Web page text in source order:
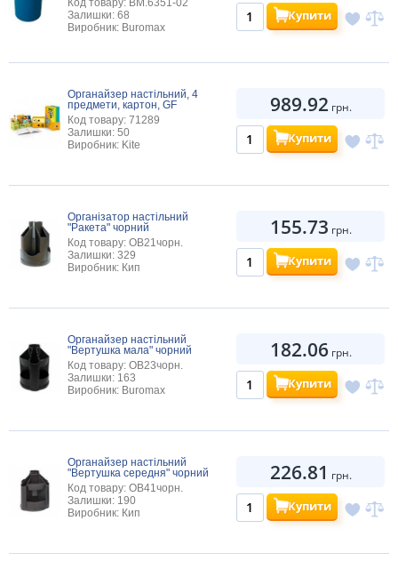
Код товару: BM.6351-02
Залишки: 68
Виробник: Buromax
Купити
Органайзер настільний, 4
предмети, картон, GF
Код товару: 71289
Залишки: 50
Виробник: Kite
989.92 грн.
Купити
Організатор настільний
"Ракета" чорний
Код товару: OB21чорн.
Залишки: 329
Виробник: Кип
155.73 грн.
Купити
Органайзер настільний
"Вертушка мала" чорний
Код товару: OB23чорн.
Залишки: 163
Виробник: Buromax
182.06грн.
Купити
Органайзер настільний
"Вертушка середня" чорний
Код товару: OB41чорн.
Залишки: 190
Виробник: Кип
226.81 грн.
Купити